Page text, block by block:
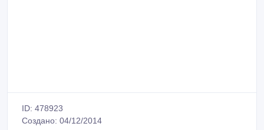
ID: 478923
Создано: 04/12/2014